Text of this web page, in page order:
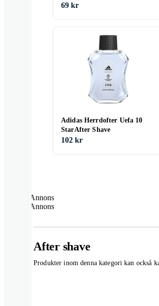
69 kr
Adidas Herrdofter Uefa 10
StarAfter Shave
102 kr
Annons
Annons
After shave
Produkter inom denna kategori kan också